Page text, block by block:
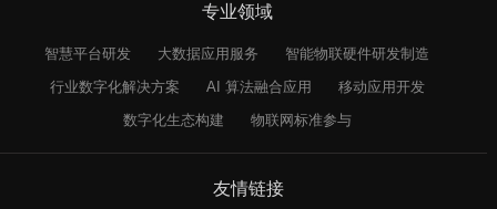
专业领域
智慧平台研发 大数据应用服务
智能物联硬件研发制造
行业数字化解决方案
AI 算法融合应用
移动应用开发
数字化生态构建
物联网标准参与
友情链接